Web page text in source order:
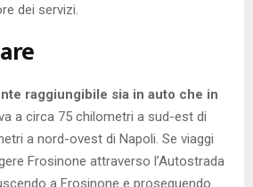
dei servizi.
raggiungibile sia in auto che in
a circa 75 chilometri a sud-est di
a nord-ovest di Napoli. Se viaggi
Frosinone attraverso l’Autostrada
a Frosinone e proseguendo